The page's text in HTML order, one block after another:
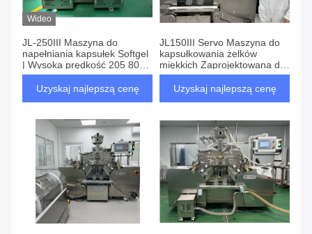
Wideo
JL-250III Maszyna do
napełniania kapsułek Softgel
| Wysoka prędkość 205 800
kaps./godz., dokładność
±0,5%, zgodność z GMP dla
branży farmaceutycznej i
Uzyskaj najlepszą cenę
JL150III Servo Maszyna do
kapsułkowania żelków
miękkich Zaprojektowana do
codziennej produkcji żelków
miękkich ze stabilnym
przepływem żelatyny i
Uzyskaj najlepszą cenę